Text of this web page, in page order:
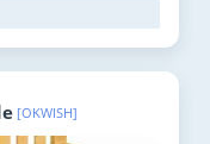
[OKWISH]